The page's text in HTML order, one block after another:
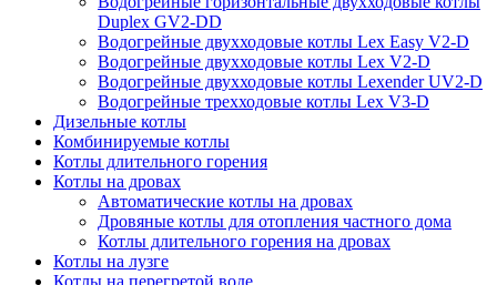
Duplex GV2-DD
Водогрейные двухходовые котлы Lex Easy V2-D
Водогрейные двухходовые котлы Lex V2-D
Водогрейные двухходовые котлы Lexender UV2-D
Водогрейные трехходовые котлы Lex V3-D
Дизельные котлы
Комбинируемые котлы
Котлы длительного горения
Котлы на дровах
Автоматические котлы на дровах
Дровяные котлы для отопления частного дома
Котлы длительного горения на дровах
Котлы на лузге
Котлы на перегретой воде